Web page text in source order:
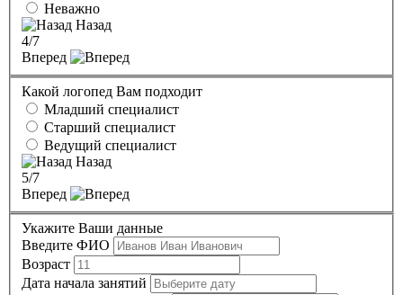
Неважно
Назад
4/7
Вперед
Какой логопед Вам подходит
Младший специалист
Старший специалист
Ведущий специалист
Назад
5/7
Вперед
Укажите Ваши данные
Введите ФИО
Возраст
Дата начала занятий